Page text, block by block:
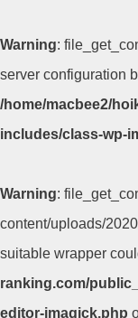
Warning:
server configuration
/home/macbee2/
includes/class-wp-
Warning:
content/uploads/
suitable wrapper
ranking.com/
editor-imagick.php